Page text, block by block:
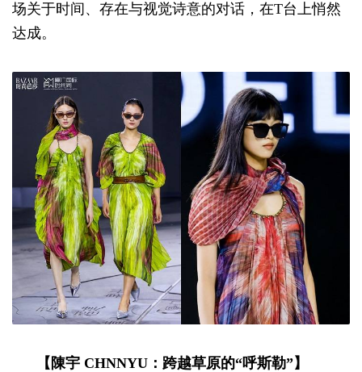
场关于时间、存在与视觉诗意的对话，在T台上悄然
达成。
【陳宇 CHNNYU：跨越草原的“呼斯勒”】